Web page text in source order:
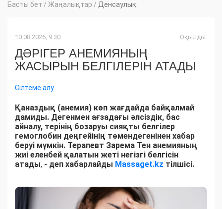
Басты бет / Жаңалықтар / Денсаулық
10.08.2026, 9:30 Оқылды:
ДӘРІГЕР АНЕМИЯНЫҢ
ЖАСЫРЫН БЕЛГІЛЕРІН АТАДЫ
Сілтеме алу
Қаназдық (анемия) көп жағдайда байқалмай
дамиды. Дегенмен ағзадағы әлсіздік, бас
айналу, терінің бозаруы сияқты белгілер
гемоглобин деңгейінің төмендегенінен хабар
беруі мүмкін. Терапевт Зарема Тен анемияның
жиі еленбей қалатын жеті негізгі белгісін
атады, - деп хабарлайды Massaget.kz тілшісі.